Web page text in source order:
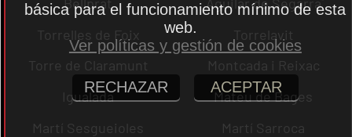
Torrelles de Foix
Torrelavit
Torre de Claramunt
Montcada i Reixac
Igualada
Mateu de Bages
Martí Sesgueioles
Martí Sarroca
básica para el funcionamiento mínimo de esta
web.
Ver políticas y gestión de cookies
RECHAZAR ACEPTAR